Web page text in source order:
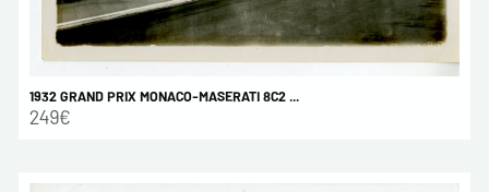
1932 GRAND PRIX MONACO-MASERATI 8C2 ...
249€